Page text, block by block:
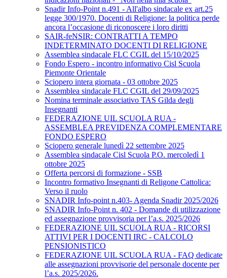
Snadir Info-Point n.491 - All'albo sindacale ex art.25
legge 300/1970. Docenti di Religione: la politica perde
ancora l’occasione di riconoscere i loro diritti
SAIR-feNSIR: CONTRATTI A TEMPO
INDETERMINATO DOCENTI DI RELIGIONE
Assemblea sindacale FLC CGIL del 15/10/2025
Fondo Espero - incontro informativo Cisl Scuola
Piemonte Orientale
Sciopero intera giornata - 03 ottobre 2025
Assemblea sindacale FLC CGIL del 29/09/2025
Nomina terminale associativo TAS Gilda degli
Insegnanti
FEDERAZIONE UIL SCUOLA RUA -
ASSEMBLEA PREVIDENZA COMPLEMENTARE
FONDO ESPERO
Sciopero generale lunedì 22 settembre 2025
Assemblea sindacale Cisl Scuola P.O. mercoledì 1
ottobre 2025
Offerta percorsi di formazione - SSB
Incontro formativo Insegnanti di Religone Cattolica:
Verso il ruolo
SNADIR Info-point n.403- Agenda Snadir 2025/2026
SNADIR Info-Point n. 402 - Domande di utilizzazione
ed assegnazione provvisoria per l’a.s. 2025/2026
FEDERAZIONE UIL SCUOLA RUA - RICORSI
ATTIVI PER I DOCENTI IRC - CALCOLO
PENSIONISTICO
FEDERAZIONE UIL SCUOLA RUA - FAQ dedicate
alle assegnazioni provvisorie del personale docente per
l’a.s. 2025/2026.